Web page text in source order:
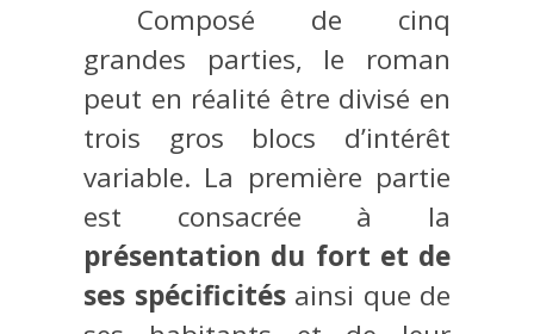
Composé de cinq
grandes parties, le roman
peut en réalité être divisé en
trois gros blocs d’intérêt
variable. La première partie
est consacrée à la
présentation du fort et de
ses spécificités ainsi que de